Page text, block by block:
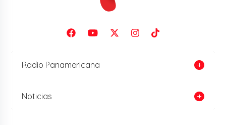
Radio Panamericana
Noticias